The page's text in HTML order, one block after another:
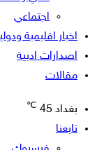
اجتماعي
اخبار اقليمية
اصدارات ادبية
مقالات
بغداد 45
℃
تابعنا